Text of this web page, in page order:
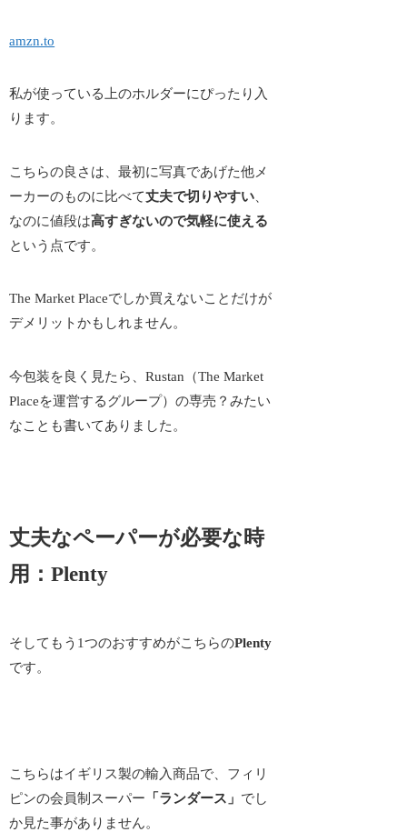
amzn.to
私が使っている上のホルダーにぴったり入
ります。
こちらの良さは、最初に写真であげた他メ
ーカーのものに比べて丈夫で切りやすい
なのに値段は高すぎないので気軽に使える
という点です。
The Market Placeでしか買えないことだけが
デメリットかもしれません。
今包装を良く見たら、Rustan（The Market
Placeを運営するグループ）の専売？みたい
なことも書いてありました。
丈夫なペーパーが必要な時
用：Plenty
そしてもう1つのおすすめがこちらのPlenty
です。
こちらはイギリス製の輸入商品で、フィリ
ピンの会員制スーパー 「ランダース」 でし
か見た事がありません。